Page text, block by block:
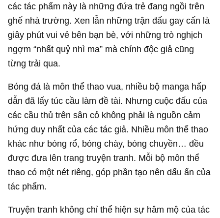
các tác phẩm này là những đứa trẻ đang ngồi trên
ghế nhà trường. Xen lẫn những trận đấu gay cấn là
giây phút vui vẻ bên bạn bè, với những trò nghịch
ngợm “nhất quỷ nhì ma” mà chính độc giả cũng
từng trải qua.
Bóng đá là môn thể thao vua, nhiều bộ manga hấp
dẫn đã lấy túc cầu làm đề tài. Nhưng cuộc đấu của
các cầu thủ trên sân cỏ không phải là nguồn cảm
hứng duy nhất của các tác giả. Nhiều môn thể thao
khác như bóng rổ, bóng chày, bóng chuyền… đều
được đưa lên trang truyện tranh. Mỗi bộ môn thể
thao có một nét riêng, góp phần tạo nên dấu ấn của
tác phẩm.
Truyện tranh không chỉ thể hiện sự hâm mộ của tác